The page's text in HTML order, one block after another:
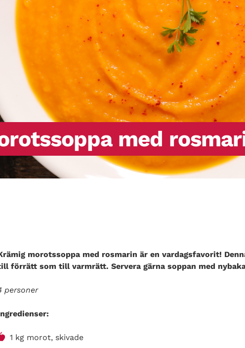
med
morotssoppa med rosmarin är en vardagsfavorit!
förrätt som till varmrätt. Servera gärna soppan med
personer
1 kg morot, skivade